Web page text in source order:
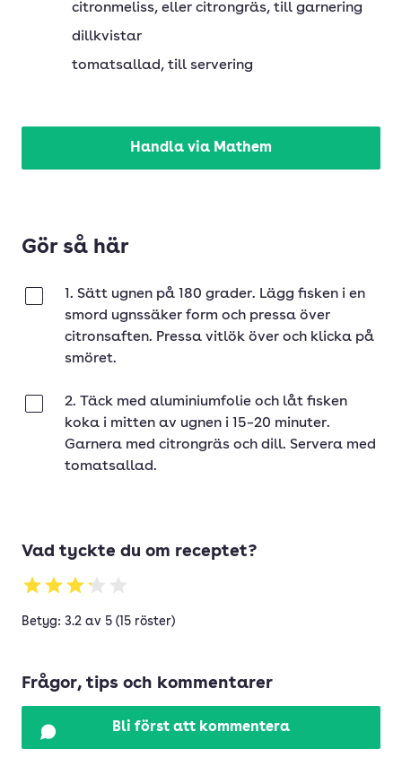
citronmeliss, eller citrongräs, till garnering
dillkvistar
tomatsallad, till servering
Handla via Mathem
Gör så här
1. Sätt ugnen på 180 grader. Lägg fisken i en
smord ugnssäker form och pressa över
citronsaften. Pressa vitlök över och klicka på
smöret.
2. Täck med aluminiumfolie och låt fisken
koka i mitten av ugnen i 15–20 minuter.
Garnera med citrongräs och dill. Servera med
tomatsallad.
Vad tyckte du om receptet?
Betyg: 3.2 av 5 (15 röster)
Frågor, tips och kommentarer
Bli först att kommentera